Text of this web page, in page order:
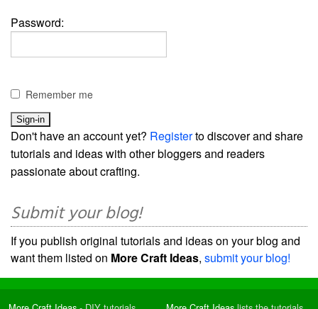
Password:
Remember me
Don't have an account yet? Registerto discover and share
tutorials and ideas with other bloggers and readers
passionate about crafting.
Submit your blog!
If you publish original tutorials and ideas on your blog and
want them listed on More Craft Ideas, submit your blog!